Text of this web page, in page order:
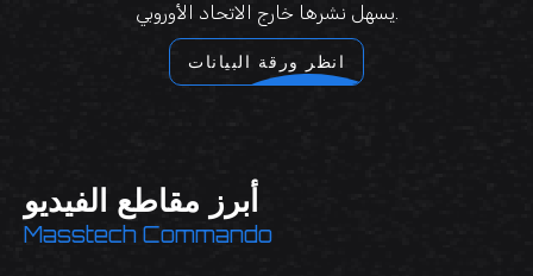
يسهل نشرها خارج الاتحاد الأوروبي.
انظر ورقة البيانات
أبرز مقاطع الفيديو
Masstech Commando